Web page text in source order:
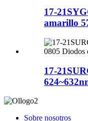
17-
amarillo
17-
Sobre nosotros